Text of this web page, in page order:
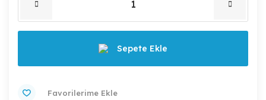
Sepete Ekle